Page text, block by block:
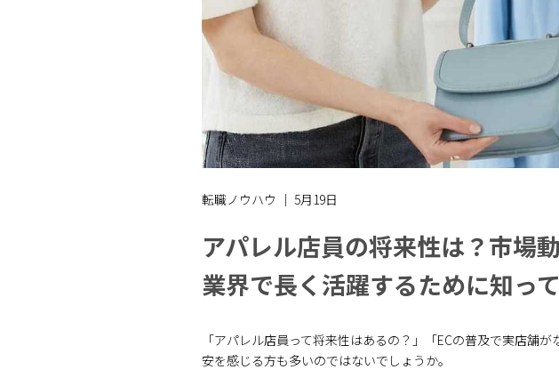
転職ノウハウ ｜ 5月19日
アパレル店員の将来性は？市場
業界で長く活躍するために知っ
「アパレル店員って将来性はあるの？」「ECの普及で実店
安を感じる方も多いのではないでしょうか。